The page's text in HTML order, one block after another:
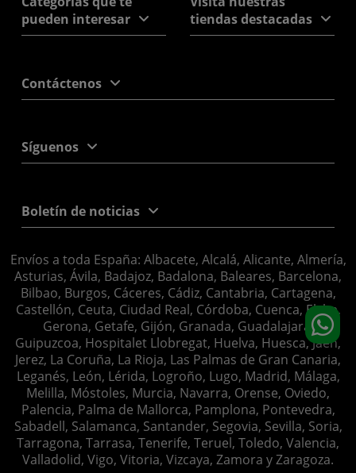
pueden interesar
tiendas destacadas
Contáctenos
Síguenos
Boletín de noticias
Envíos a toda España: Albacete, Alcalá, Alicante, Almería,
Asturias, Ávila, Badajoz, Badalona, Baleares, Barcelona,
Bilbao, Burgos, Cáceres, Cádiz, Cantabria, Cartagena,
Castellón, Ceuta, Ciudad Real, Córdoba, Cuenca, Elche,
Gerona, Getafe, Gijón, Granada, Guadalajara,
Guipuzcoa, Hospitalet Llobregat, Huelva, Huesca, Jaén,
Jerez, La Coruña, La Rioja, Las Palmas de Gran Canaria,
Leganés, León, Lérida, Logroño, Lugo, Madrid, Málaga,
Melilla, Móstoles, Murcia, Navarra, Orense, Oviedo,
Palencia, Palma de Mallorca, Pamplona, Pontevedra,
Sabadell, Salamanca, Santander, Segovia, Sevilla, Soria,
Tarragona, Tarrasa, Tenerife, Teruel, Toledo, Valencia,
Valladolid, Vigo, Vitoria, Vizcaya, Zamora y Zaragoza.